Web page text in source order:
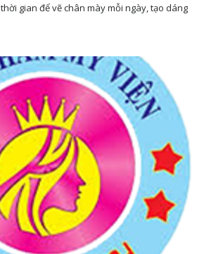
gian để vẽ chân mày mỗi ngày, tạo dáng